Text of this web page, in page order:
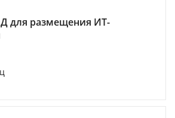
для размещения ИТ-